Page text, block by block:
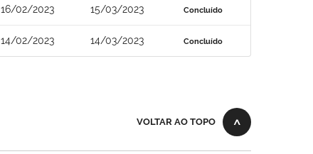
16/02/2023 15/03/2023 Concluído
14/02/2023 14/03/2023 Concluído
VOLTAR AO TOPO